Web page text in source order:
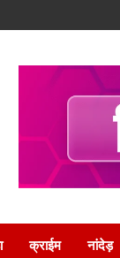
क्राईम नांदेड़